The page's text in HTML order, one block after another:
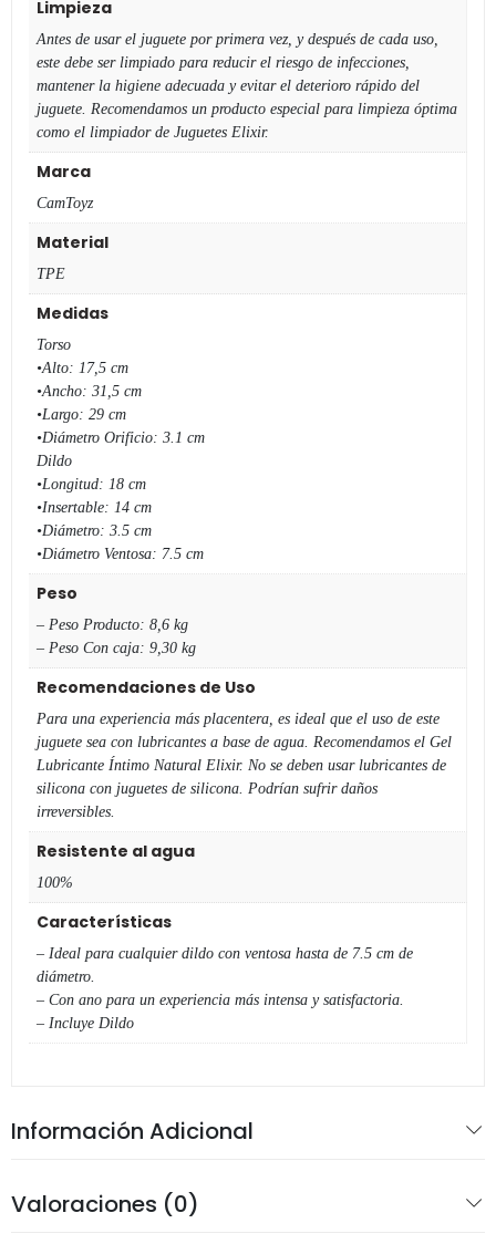
Limpieza
Antes de usar el juguete por primera vez, y después de cada uso,
este debe ser limpiado para reducir el riesgo de infecciones,
mantener la higiene adecuada y evitar el deterioro rápido del
juguete. Recomendamos un producto especial para limpieza óptima
como el limpiador de Juguetes Elixir.
Marca
CamToyz
Material
TPE
Medidas
Torso
•Alto: 17,5 cm
•Ancho: 31,5 cm
•Largo: 29 cm
•Diámetro Orificio: 3.1 cm
Dildo
•Longitud: 18 cm
•Insertable: 14 cm
•Diámetro: 3.5 cm
•Diámetro Ventosa: 7.5 cm
Peso
– Peso Producto: 8,6 kg
– Peso Con caja: 9,30 kg
Recomendaciones de Uso
Para una experiencia más placentera, es ideal que el uso de este
juguete sea con lubricantes a base de agua. Recomendamos el Gel
Lubricante Íntimo Natural Elixir. No se deben usar lubricantes de
silicona con juguetes de silicona. Podrían sufrir daños
irreversibles.
Resistente al agua
100%
Características
– Ideal para cualquier dildo con ventosa hasta de 7.5 cm de
diámetro.
– Con ano para un experiencia más intensa y satisfactoria.
– Incluye Dildo
Información Adicional
Valoraciones (0)